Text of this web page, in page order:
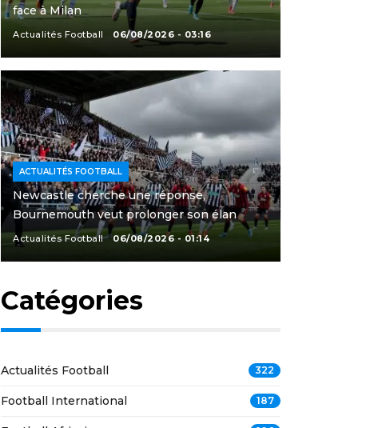
face à Milan
Actualités Football 06/08/2026 - 03:16
ACTUALITÉS FOOTBALL
Newcastle cherche une réponse,
Bournemouth veut prolonger son élan
Actualités Football 06/08/2026 - 01:14
Catégories
Actualités Football 322
Football International 187